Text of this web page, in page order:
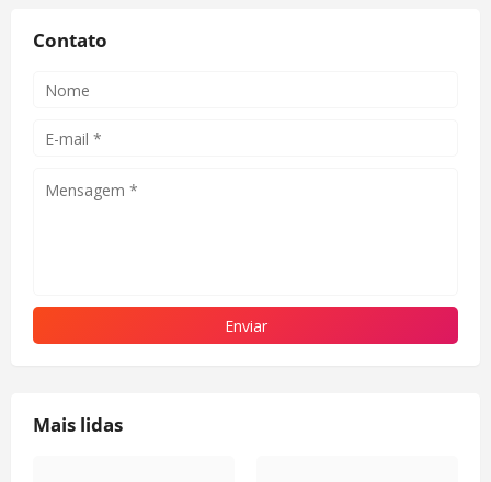
Contato
Mais lidas